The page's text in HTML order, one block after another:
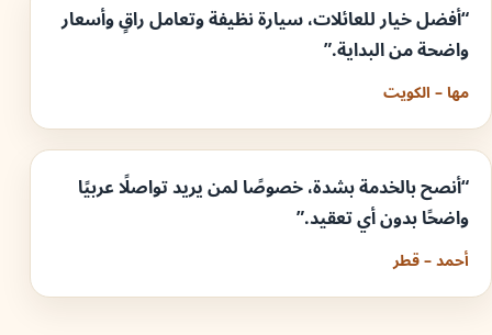
“أفضل خيار للعائلات، سيارة نظيفة وتعامل راقٍ وأسعار
واضحة من البداية.”
مها – الكويت
“أنصح بالخدمة بشدة، خصوصًا لمن يريد تواصلًا عربيًا
واضحًا بدون أي تعقيد.”
أحمد – قطر